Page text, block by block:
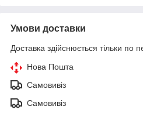
Умови доставки
Доставка здійснюється тільки по
Нова Пошта
Самовивіз
Самовивіз